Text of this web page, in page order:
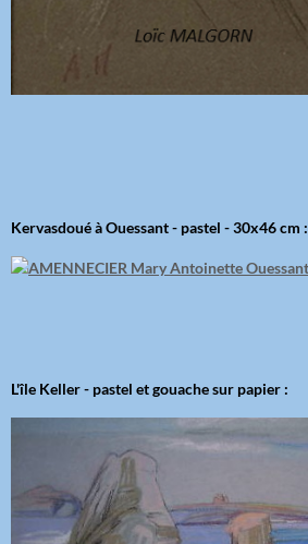
Kervasdoué à Ouessant - pastel - 30x46 cm :
L'île Keller - pastel et gouache sur papier :